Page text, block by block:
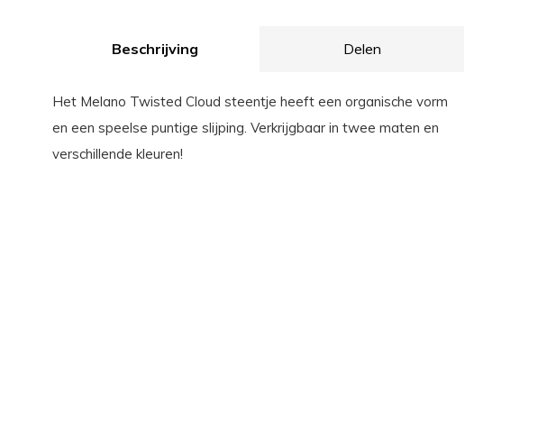
Beschrijving Delen
Het Melano Twisted Cloud steentje heeft een organische vorm
en een speelse puntige slijping. Verkrijgbaar in twee maten en
verschillende kleuren!